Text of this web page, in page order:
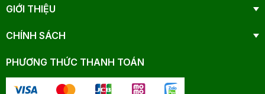
GIỚI THIỆU
CHÍNH SÁCH
PHƯƠNG THỨC THANH TOÁN